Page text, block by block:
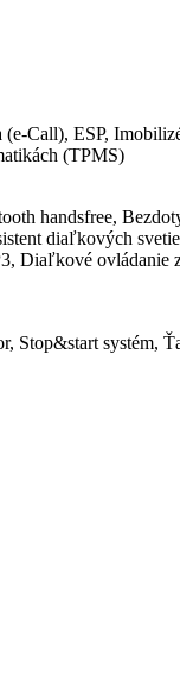
Call), ESP,
(TPMS)
handsfree,
diaľkových
Diaľkové ovládanie
Stop&start systém,